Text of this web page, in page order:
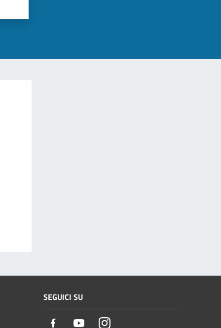
SEGUICI SU
Facebook YoutubeInstagram